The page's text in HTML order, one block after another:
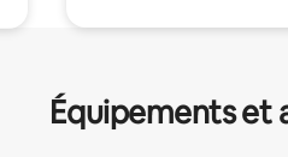
Équipements et